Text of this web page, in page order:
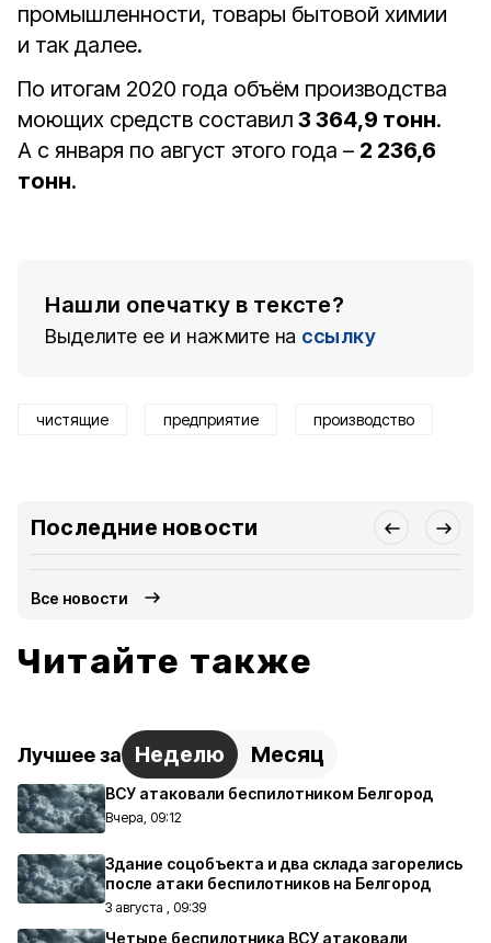
промышленности, товары бытовой химии
и так далее.
По итогам 2020 года объём производства
моющих средств составил 3 364,9 тонн.
А с января по август этого года – 2 236,6
тонн.
Нашли опечатку в тексте?
Выделите ее и нажмите на ссылку
чистящие предприятие производство
Последние новости
Все новости
Читайте также
Лучшее за Неделю Месяц
ВСУ атаковали беспилотником Белгород
Вчера, 09:12
Здание соцобъекта и два склада загорелись
после атаки беспилотников на Белгород
3 августа , 09:39
Четыре беспилотника ВСУ атаковали